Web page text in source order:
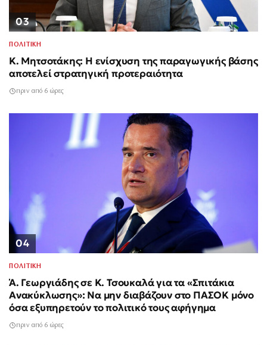
03
ΠΟΛΙΤΙΚΗ
Κ. Μητσοτάκης: Η ενίσχυση της παραγωγικής βάσης
αποτελεί στρατηγική προτεραιότητα
πριν από 6 ώρες
04
ΠΟΛΙΤΙΚΗ
Ά. Γεωργιάδης σε Κ. Τσουκαλά για τα «Σπιτάκια
Ανακύκλωσης»: Να μην διαβάζουν στο ΠΑΣΟΚ μόνο
όσα εξυπηρετούν το πολιτικό τους αφήγημα
πριν από 6 ώρες